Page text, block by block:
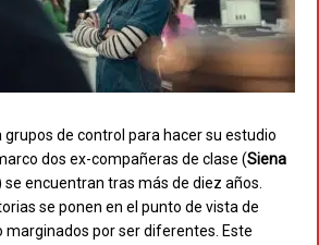
de control para hacer su estudio
dos ex-compañeras de clase (Siena
se encuentran tras más de diez años.
se ponen en el punto de vista de
marginados por ser diferentes. Este